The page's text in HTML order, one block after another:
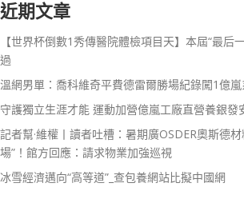
近期文章
【世界杯倒數1秀傳醫院體檢項目天】本屆“最后
過
溫網男單：喬科維奇平費德雷爾勝場紀錄闖1億
守護獨立生涯才能 運動加營億嵐工廠直營養銀發
記者幫·維權丨讀者吐槽：暑期廣OSDER奧斯德
場”！館方回應：請求物業加強巡視
冰雪經濟邁向“高等道”_查包養網站比擬中國網